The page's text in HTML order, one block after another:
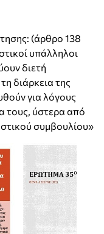
(άρθρο 138
υπάλληλοι
διετή
διάρκεια της
για λόγους
τους, ύστερα από
συμβουλίου»